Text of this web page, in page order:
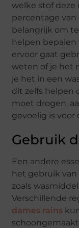
welke stof deze
percentage van
belangrijk om
helpen
ervoor gaat
weten of je het
je het in een
dit zelfs helpen
moet drogen,
gevoelig is voor
Gebruik
Een andere
het gebruik
zoals
Verschillende
dames rains